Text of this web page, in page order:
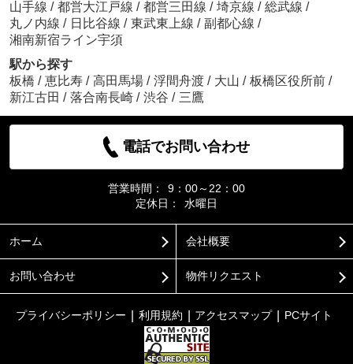
山手線 / 都営大江戸線 / 都営三田線 / 埼京線 / 総武線 /
丸ノ内線 / 日比谷線 / 東武東上線 / 副都心線 /
湘南新宿ライン宇須
駅から探す
板橋 / 恵比寿 / 高田馬場 / 浮間舟渡 / 大山 / 板橋区役所前 /
新江古田 / 落合南長崎 / 渋谷 / 三鷹
電話でお問い合わせ
営業時間：
9：00～22：00
定休日：
水曜日
ホーム 会社概要
お問い合わせ 物件リクエスト
プライバシーポリシー 利用規約 アクセスマップ PCサイト